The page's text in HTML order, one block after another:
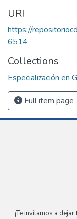
URI
https://
6514
Collections
Especialización en
Full item page
¡Te invitamos a